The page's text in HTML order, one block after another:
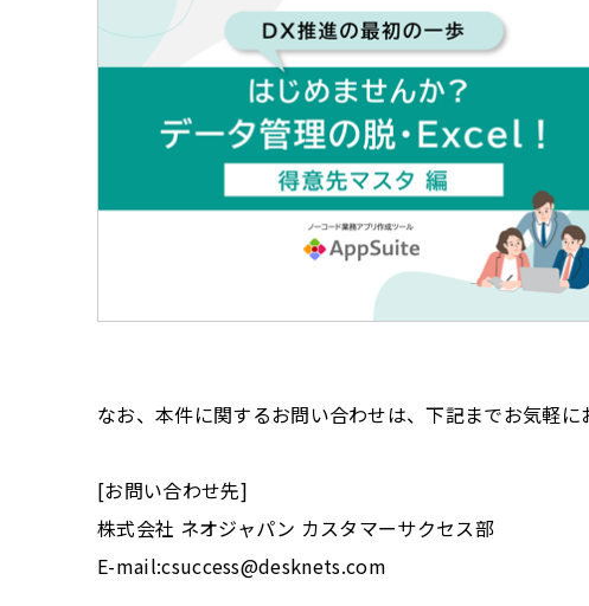
なお、本件に関するお問い合わせは、下記までお気軽に
[お問い合わせ先]
株式会社 ネオジャパン カスタマーサクセス部
E-mail:csuccess@desknets.com